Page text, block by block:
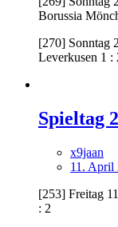
Borussia
[270] Sonntag
Leverkusen 1 :
Spieltag
x9jaan
11. April
[253] Freitag
: 2